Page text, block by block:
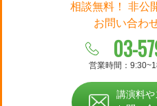
相談無料！ 非公
お問い合わ
03-
営業時間：
講演料